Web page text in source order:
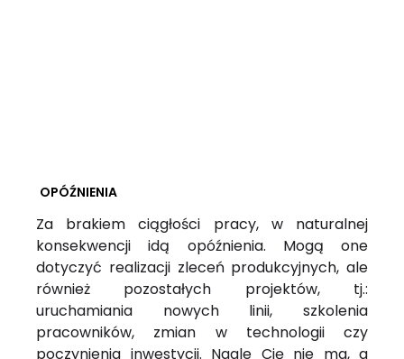
OPÓŹNIENIA
Za brakiem ciągłości pracy, w naturalnej
konsekwencji idą opóźnienia. Mogą one
dotyczyć realizacji zleceń produkcyjnych, ale
również pozostałych projektów, tj.:
uruchamiania nowych linii, szkolenia
pracowników, zmian w technologii czy
poczynienia inwestycji. Nagle Cię nie ma, a